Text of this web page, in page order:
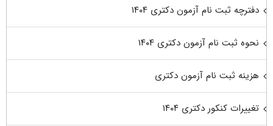
دفترچه ثبت نام آزمون دکتری ۱۴۰۴
نحوه ثبت نام آزمون دکتری ۱۴۰۴
هزینه ثبت نام آزمون دکتری
تغییرات کنکور دکتری ۱۴۰۴